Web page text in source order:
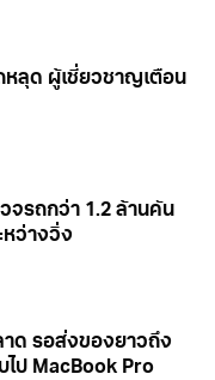
หลุด ผู้เชี่ยวชาญเตือน
จรถกว่า 1.2 ล้านคัน
ว่างวิ่ง
าด รอส่งของยาวถึง
ป MacBook Pro